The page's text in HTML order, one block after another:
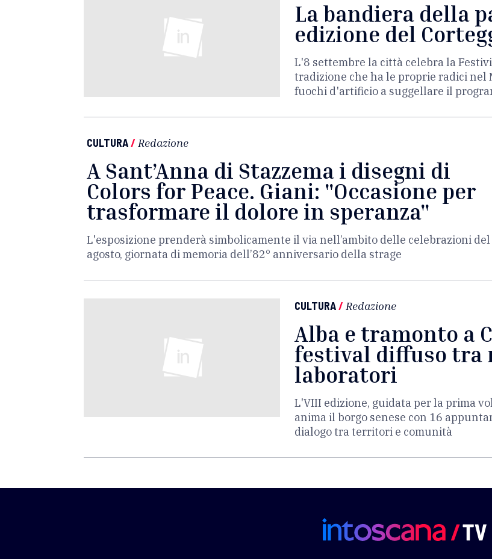
La bandiera della
edizione del
L'8 settembre la città celebra la
tradizione che ha le proprie radici nel
fuochi d'artificio a suggellare il
CULTURA/ Redazione
A Sant’Anna di Stazzema i disegni di
Colors for Peace. Giani: "Occasione per
trasformare il dolore in speranza"
L'esposizione prenderà simbolicamente il via nell’ambito delle celebrazioni del
agosto, giornata di memoria dell’82° anniversario della strage
CULTURA/ Redazione
Alba e tramonto a
festival diffuso tra
laboratori
L'VIII edizione, guidata per la prima
anima il borgo senese con 16
dialogo tra territori e comunità